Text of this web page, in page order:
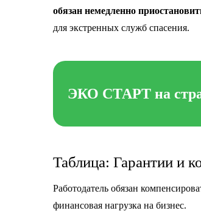
обязан немедленно
для экстренных служб спасения.
ЭКО СТАРТ на
Таблица: Гарантии и
Работодатель обязан
финансовая нагрузка на бизнес.